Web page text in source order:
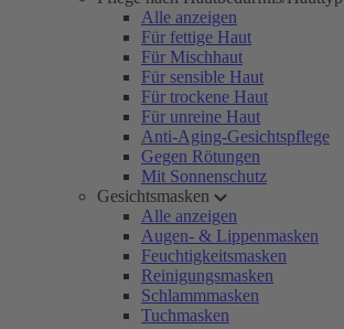
Alle anzeigen
Für fettige Haut
Für Mischhaut
Für sensible Haut
Für trockene Haut
Für unreine Haut
Anti-Aging-Gesichtspflege
Gegen Rötungen
Mit Sonnenschutz
Gesichtsmasken
Alle anzeigen
Augen- & Lippenmasken
Feuchtigkeitsmasken
Reinigungsmasken
Schlammmasken
Tuchmasken